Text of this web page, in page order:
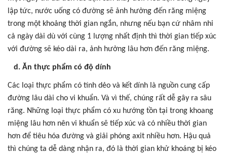
lập tức, nước uống có đường sẽ ảnh hưởng đến răng miệng
trong một khoảng thời gian ngắn, nhưng nếu bạn cứ nhâm nhi
cả ngày dài dù với cùng 1 lượng nhất định thì thời gian tiếp xúc
với đường sẽ kéo dài ra, ảnh hưởng lâu hơn đến răng miệng.
d. Ăn thực phẩm có độ dính
Các loại thực phẩm có tính dẻo và kết dính là nguồn cung cấp
đường lâu dài cho vi khuẩn. Và vì thế, chúng rất dễ gây ra sâu
răng. Những loại thực phẩm có xu hướng tồn tại trong khoang
miệng lâu hơn nên vi khuẩn sẽ tiếp xúc và có nhiều thời gian
hơn để tiêu hóa đường và giải phóng axit nhiều hơn. Hậu quả
thì chúng ta dễ dàng nhận ra, đó là thời gian khử khoáng bị kéo